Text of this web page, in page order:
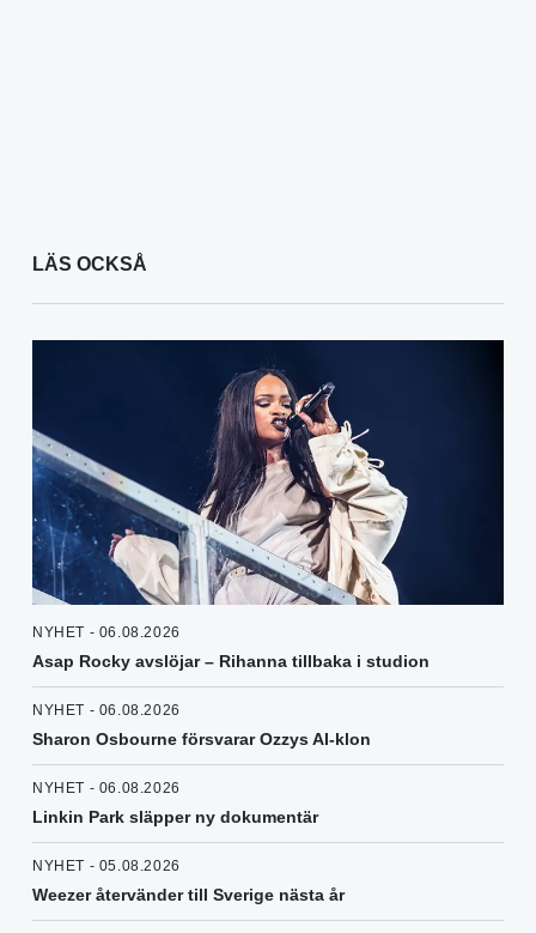
LÄS OCKSÅ
NYHET - 06.08.2026
Asap Rocky avslöjar – Rihanna tillbaka i studion
NYHET - 06.08.2026
Sharon Osbourne försvarar Ozzys AI-klon
NYHET - 06.08.2026
Linkin Park släpper ny dokumentär
NYHET - 05.08.2026
Weezer återvänder till Sverige nästa år